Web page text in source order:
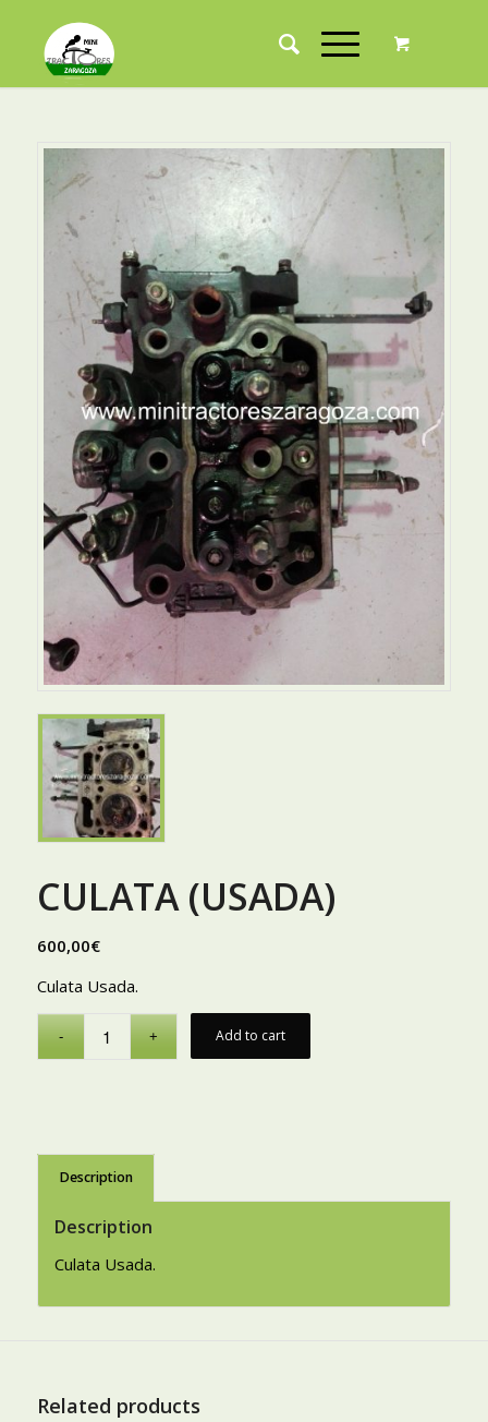
CULATA (USADA)
600,00€
Culata Usada.
Add to cart
Description
Description
Culata Usada.
Related products